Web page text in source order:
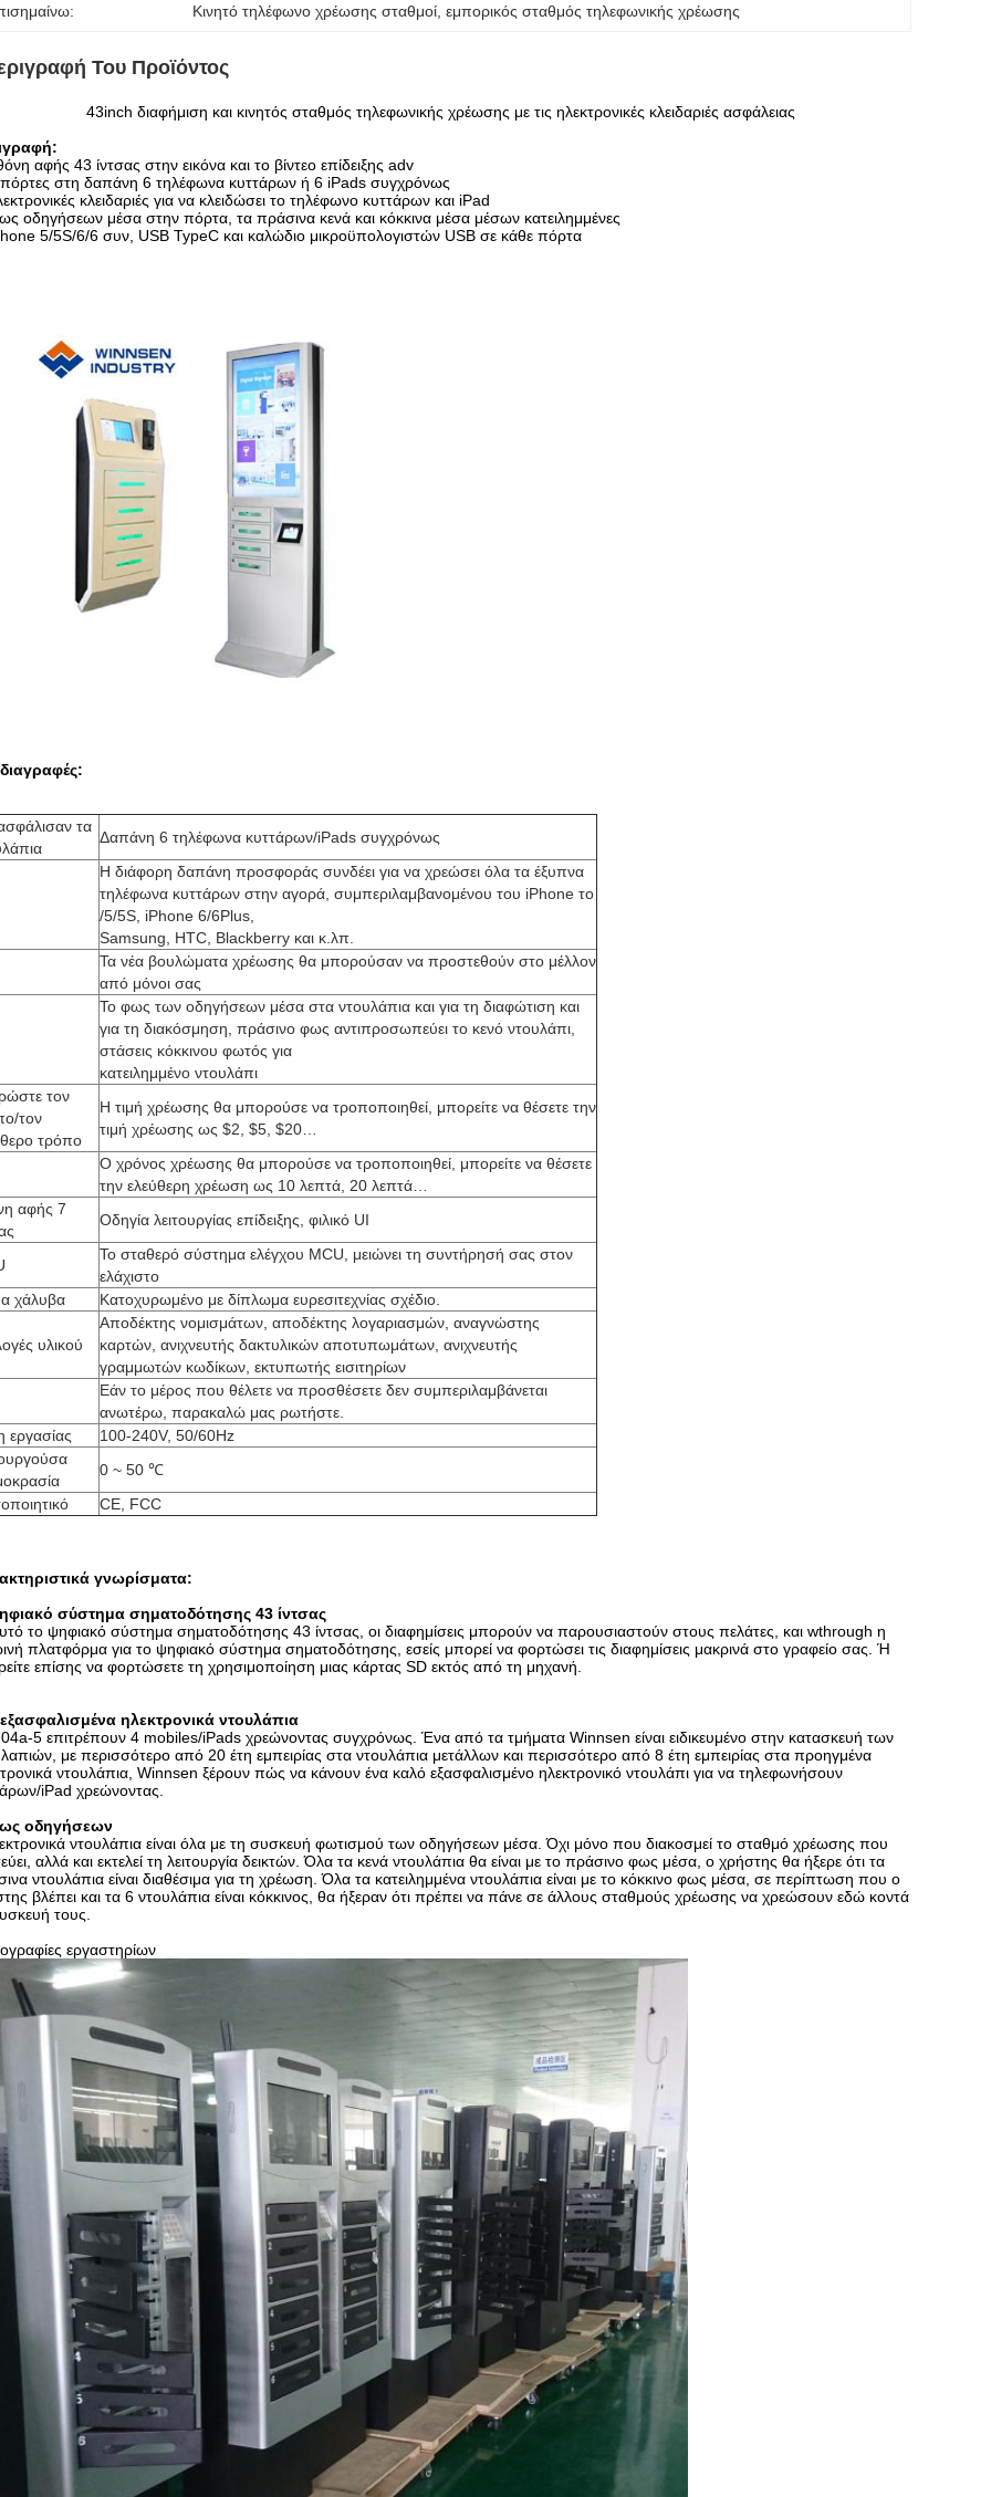
Κινητό τηλέφωνο χρέωσης σταθμοί , εμπορικός σταθμός τηλεφωνικής χρέωσης
Του Προϊόντος
43inch διαφήμιση και κινητός σταθμός τηλεφωνικής χρέωσης με τις ηλεκτρονικές κλειδαριές ασφάλειας
αφής 43 ίντσας στην εικόνα και το βίντεο επίδειξης adv
στη δαπάνη 6 τηλέφωνα κυττάρων ή 6 iPads συγχρόνως
κλειδαριές για να κλειδώσει το τηλέφωνο κυττάρων και iPad
οδηγήσεων μέσα στην πόρτα, τα πράσινα κενά και κόκκινα μέσα μέσων κατειλημμένες
5/5S/6/6 συν, USB TypeC και καλώδιο μικροϋπολογιστών USB σε κάθε πόρτα
τα
Δαπάνη 6 τηλέφωνα κυττάρων/iPads συγχρόνως
Η διάφορη δαπάνη προσφοράς συνδέει για να χρεώσει όλα τα έξυπνα
τηλέφωνα κυττάρων στην αγορά, συμπεριλαμβανομένου του iPhone το
/5/5S, iPhone 6/6Plus,
Samsung, HTC, Blackberry και κ.λπ.
Τα νέα βουλώματα χρέωσης θα μπορούσαν να προστεθούν στο μέλλον
από μόνοι σας
Το φως των οδηγήσεων μέσα στα ντουλάπια και για τη διαφώτιση και
για τη διακόσμηση, πράσινο φως αντιπροσωπεύει το κενό ντουλάπι,
στάσεις κόκκινου φωτός για
κατειλημμένο ντουλάπι
τον
τον
τρόπο
Η τιμή χρέωσης θα μπορούσε να τροποποιηθεί, μπορείτε να θέσετε την
τιμή χρέωσης ως $2, $5, $20…
Ο χρόνος χρέωσης θα μπορούσε να τροποποιηθεί, μπορείτε να θέσετε
την ελεύθερη χρέωση ως 10 λεπτά, 20 λεπτά…
αφής 7
Οδηγία λειτουργίας επίδειξης, φιλικό UI
Το σταθερό σύστημα ελέγχου MCU, μειώνει τη συντήρησή σας στον
ελάχιστο
χάλυβα
Κατοχυρωμένο με δίπλωμα ευρεσιτεχνίας σχέδιο.
υλικού
Αποδέκτης νομισμάτων, αποδέκτης λογαριασμών, αναγνώστης
καρτών, ανιχνευτής δακτυλικών αποτυπωμάτων, ανιχνευτής
γραμμωτών κωδίκων, εκτυπωτής εισιτηρίων
Εάν το μέρος που θέλετε να προσθέσετε δεν συμπεριλαμβάνεται
ανωτέρω, παρακαλώ μας ρωτήστε.
εργασίας
100-240V, 50/60Hz
0 ~ 50 ℃
CE, FCC
γνωρίσματα:
σύστημα σηματοδότησης 43 ίντσας
το ψηφιακό σύστημα σηματοδότησης 43 ίντσας, οι διαφημίσεις μπορούν να παρουσιαστούν στους πελάτες, και wthrough η
πλατφόρμα για το ψηφιακό σύστημα σηματοδότησης, εσείς μπορεί να φορτώσει τις διαφημίσεις μακρινά στο γραφείο σας. Ή
επίσης να φορτώσετε τη χρησιμοποίηση μιας κάρτας SD εκτός από τη μηχανή.
ηλεκτρονικά ντουλάπια
5 επιτρέπουν 4 mobiles/iPads χρεώνοντας συγχρόνως. Ένα από τα τμήματα Winnsen είναι ειδικευμένο στην κατασκευή των
με περισσότερο από 20 έτη εμπειρίας στα ντουλάπια μετάλλων και περισσότερο από 8 έτη εμπειρίας στα προηγμένα
ντουλάπια, Winnsen ξέρουν πώς να κάνουν ένα καλό εξασφαλισμένο ηλεκτρονικό ντουλάπι για να τηλεφωνήσουν
iPad χρεώνοντας.
οδηγήσεων
ντουλάπια είναι όλα με τη συσκευή φωτισμού των οδηγήσεων μέσα. Όχι μόνο που διακοσμεί το σταθμό χρέωσης που
αλλά και εκτελεί τη λειτουργία δεικτών. Όλα τα κενά ντουλάπια θα είναι με το πράσινο φως μέσα, ο χρήστης θα ήξερε ότι τα
ντουλάπια είναι διαθέσιμα για τη χρέωση. Όλα τα κατειλημμένα ντουλάπια είναι με το κόκκινο φως μέσα, σε περίπτωση που ο
βλέπει και τα 6 ντουλάπια είναι κόκκινος, θα ήξεραν ότι πρέπει να πάνε σε άλλους σταθμούς χρέωσης να χρεώσουν εδώ κοντά
τους.
εργαστηρίων